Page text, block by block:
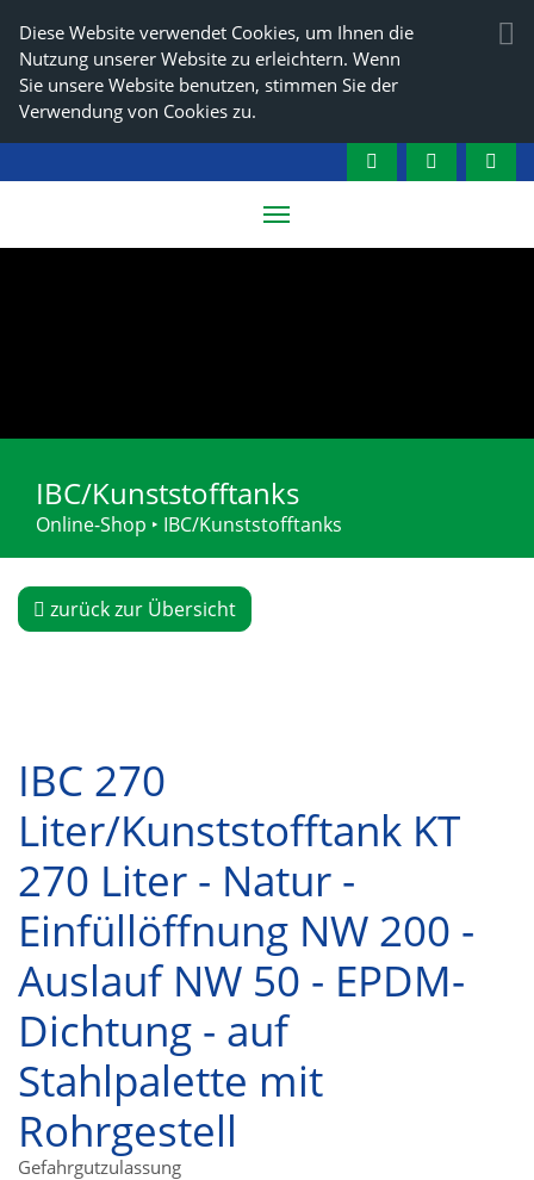
Diese Website verwendet Cookies, um Ihnen die
Nutzung unserer Website zu erleichtern. Wenn
Sie unsere Website benutzen, stimmen Sie der
Verwendung von Cookies zu.
IBC/Kunststofftanks
Online-Shop ‣ IBC/Kunststofftanks
zurück zur Übersicht
IBC 270
Liter/Kunststofftank KT
270 Liter - Natur -
Einfüllöffnung NW 200 -
Auslauf NW 50 - EPDM-
Dichtung - auf
Stahlpalette mit
Rohrgestell
Gefahrgutzulassung